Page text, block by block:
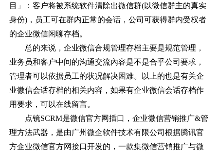
目」：客户将被系统软件清除出微信群(以微信群主的真实
身份)，员工可在群内正常的会话，公司可获得群内受权者
的企业微信闲聊存档。
总的来说，企业微信合规管理存档主要是规范管理，
业务员和客户中间的沟通交流內容是不是合乎公司要求，
管理者可以依据员工的状况解决困难。以上的也是有关企
业微信会话存档的相关内容，如果有企业微信会话存档作
用要求，可以在线留言。
点镜SCRM是微信官方网插口，企业微信营销推广&管
理方法武器，是由广州微企软件技术有限公司根据腾讯官
方企业微信官方网接口开发的，一款集微信营销推广与微